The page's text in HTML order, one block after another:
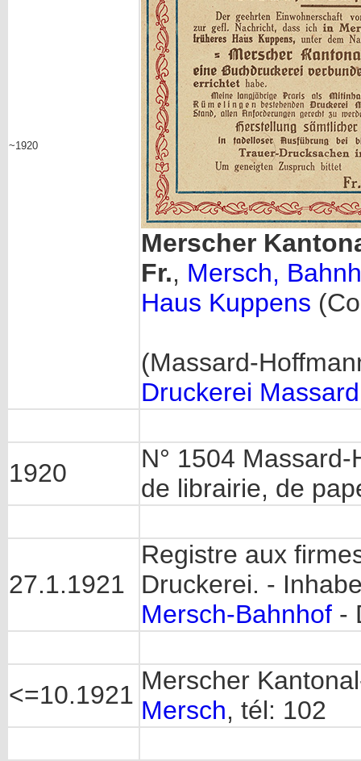
~1920
Merscher
Fr., Mersch,
Haus Kuppens
(Massard-
Druckerei
1920
N° 1504
de librairie, de
27.1.1921
Registre aux
Druckerei. -
Mersch-Bahnhof -
<=10.1921 Merscher
Mersch, tél: 102